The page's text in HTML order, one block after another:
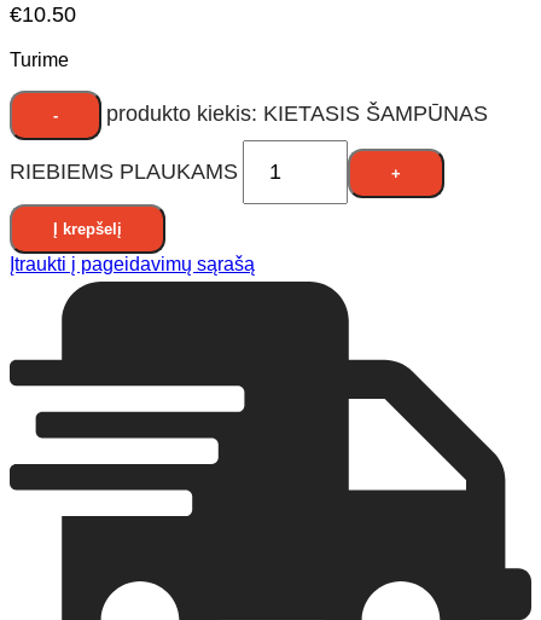
€10.50
Turime
produkto kiekis: KIETASIS ŠAMPŪNAS
RIEBIEMS PLAUKAMS
Į krepšelį
Įtraukti į pageidavimų sąrašą